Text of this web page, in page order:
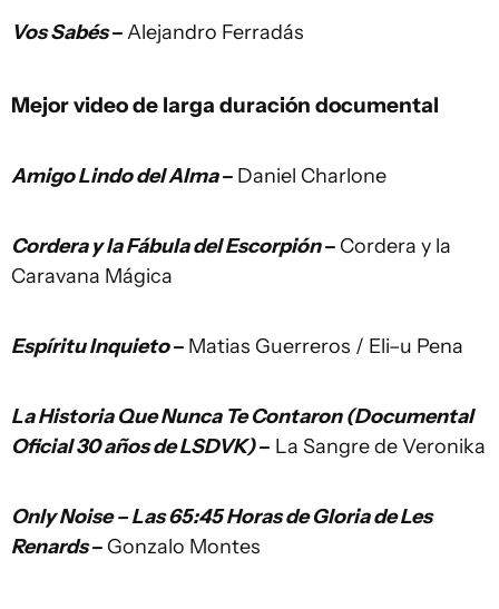
Vos Sabés–Alejandro Ferradás
Mejor video de larga duración documental
Amigo Lindo del Alma– Daniel Charlone
Cordera y la Fábula del Escorpión– Cordera y la
Caravana Mágica
Espíritu Inquieto– Matias Guerreros / Eli–u Pena
La Historia Que Nunca Te Contaron (Documental
Oficial 30 años de LSDVK)– La Sangre de Veronika
Only Noise – Las 65:45 Horas de Gloria de Les
Renards– Gonzalo Montes